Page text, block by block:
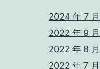
2024 年 7 月
2022 年 9 月
2022 年 8 月
2022 年 7 月